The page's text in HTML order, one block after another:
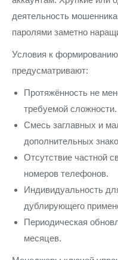
деятельность
паролями заметно
Условия к
предусматривают:
Протяжённость не
требуемой сложности.
Смесь заглавных и
дополнительных
Отсутствие частной
номеров телефонов.
Индивидуальность
дублирующего
Периодическая
месяцев.